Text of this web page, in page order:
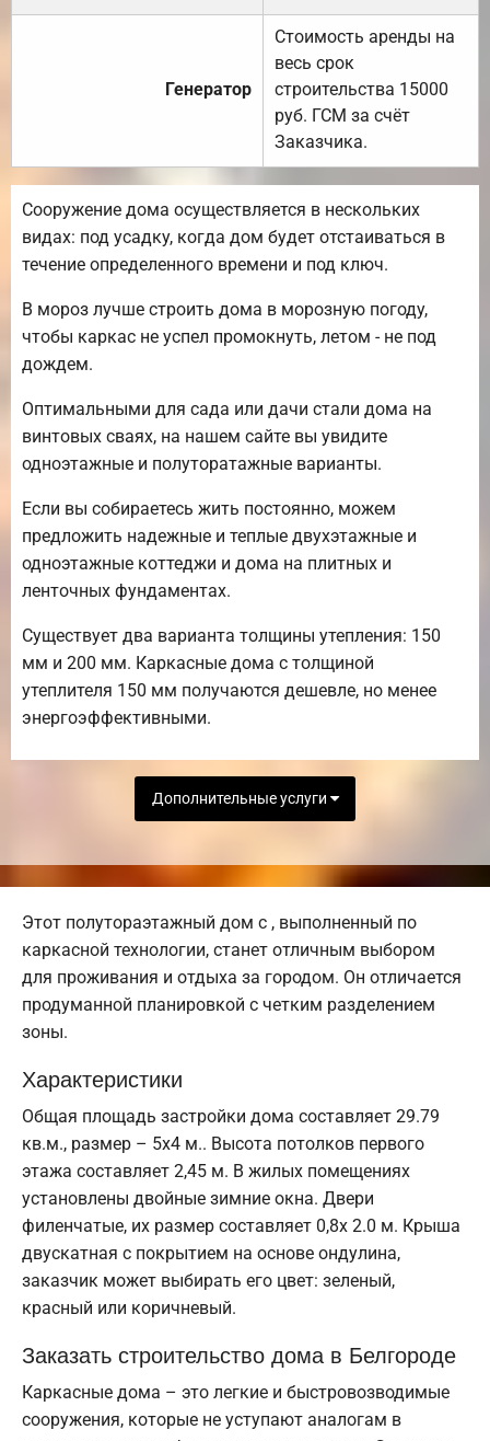
Генератор
Стоимость аренды на
весь срок
строительства 15000
руб. ГСМ за счёт
Заказчика.
Сооружение дома осуществляется в нескольких
видах: под усадку, когда дом будет отстаиваться в
течение определенного времени и под ключ.
В мороз лучше строить дома в морозную погоду,
чтобы каркас не успел промокнуть, летом - не под
дождем.
Оптимальными для сада или дачи стали дома на
винтовых сваях, на нашем сайте вы увидите
одноэтажные и полуторатажные варианты.
Если вы собираетесь жить постоянно, можем
предложить надежные и теплые двухэтажные и
одноэтажные коттеджи и дома на плитных и
ленточных фундаментах.
Существует два варианта толщины утепления: 150
мм и 200 мм. Каркасные дома с толщиной
утеплителя 150 мм получаются дешевле, но менее
энергоэффективными.
Дополнительные услуги
Этот полутораэтажный дом с , выполненный по
каркасной технологии, станет отличным выбором
для проживания и отдыха за городом. Он отличается
продуманной планировкой с четким разделением
зоны.
Характеристики
Общая площадь застройки дома составляет 29.79
кв.м., размер – 5х4 м.. Высота потолков первого
этажа составляет 2,45 м. В жилых помещениях
установлены двойные зимние окна. Двери
филенчатые, их размер составляет 0,8x 2.0 м. Крыша
двускатная с покрытием на основе ондулина,
заказчик может выбирать его цвет: зеленый,
красный или коричневый.
Заказать строительство дома в Белгороде
Каркасные дома – это легкие и быстровозводимые
сооружения, которые не уступают аналогам в